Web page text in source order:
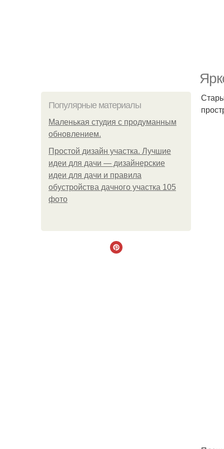
Популярные материалы
Маленькая студия с продуманным
обновлением.
Простой дизайн участка. Лучшие
идеи для дачи — дизайнерские
идеи для дачи и правила
обустройства дачного участка 105
фото